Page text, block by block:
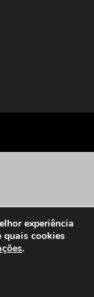
experiência
quais cookies
.